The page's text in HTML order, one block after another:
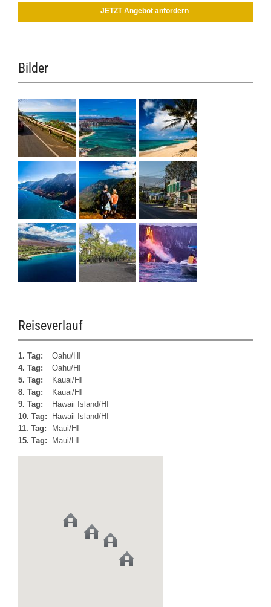
JETZT Angebot anfordern
Bilder
Reiseverlauf
1. Tag:
Oahu/HI
4. Tag:
Oahu/HI
5. Tag:
Kauai/HI
8. Tag:
Kauai/HI
9. Tag:
Hawaii Island/HI
10. Tag:
Hawaii Island/HI
11. Tag:
Maui/HI
15. Tag:
Maui/HI